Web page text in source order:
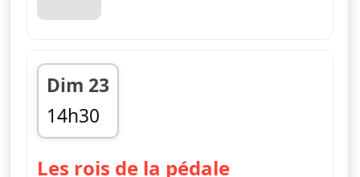
Dim 23
14h30
fin 14h45
Les rois de la pédale— Les rois de